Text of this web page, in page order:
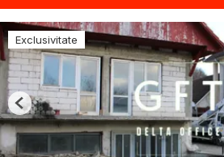
Exclusivitate
Previous